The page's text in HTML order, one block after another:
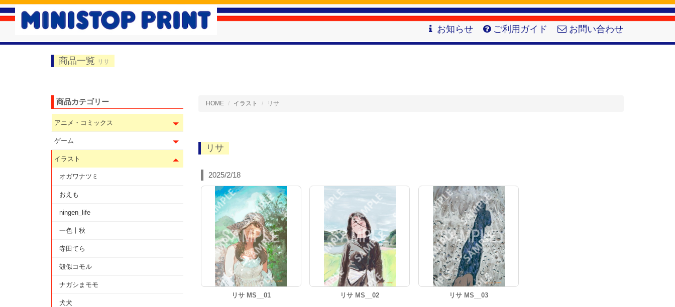
お知らせ ご利用ガイド お問い合わせ
商品一覧 リサ
HOME イラスト リサ
リサ
2025/2/18
リサ MS__01 リサ MS__02 リサ MS__03
商品カテゴリー
アニメ・コミックス
ゲーム
イラスト
オガワナツミ
おえも
ningen_life
一色十秋
寺田てら
殻似コモル
ナガシまモモ
犬犬